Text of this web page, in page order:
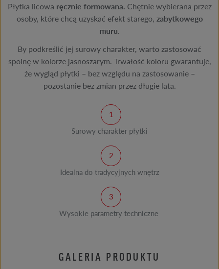
Płytka licowa ręcznie formowana. Chętnie wybierana przez
osoby, które chcą uzyskać efekt starego, zabytkowego
muru.
By podkreślić jej surowy charakter, warto zastosować
spoinę w kolorze jasnoszarym. Trwałość koloru gwarantuje,
że wygląd płytki – bez względu na zastosowanie –
pozostanie bez zmian przez długie lata.
Surowy charakter płytki
Idealna do tradycyjnych wnętrz
Wysokie parametry techniczne
GALERIA PRODUKTU